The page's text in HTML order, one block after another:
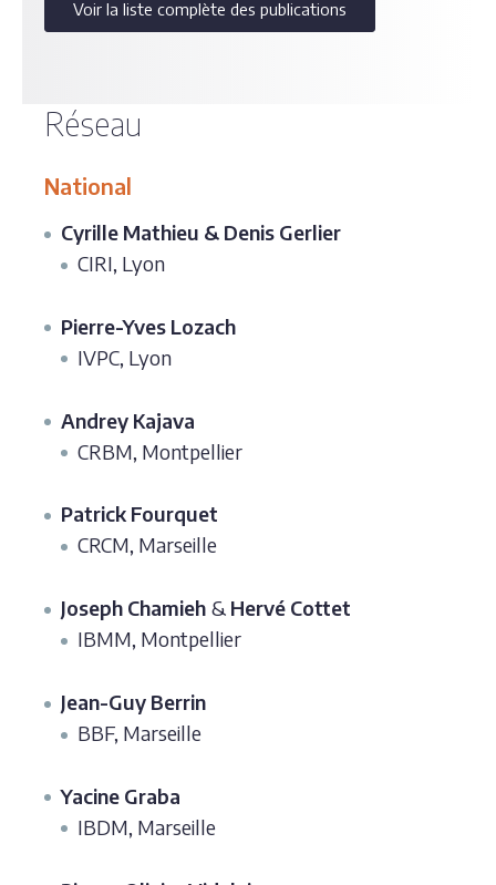
Voir la liste complète des publications
Réseau
National
Cyrille Mathieu & Denis Gerlier
CIRI, Lyon
Pierre-Yves Lozach
IVPC, Lyon
Andrey Kajava
CRBM, Montpellier
Patrick Fourquet
CRCM, Marseille
Joseph Chamieh & Hervé Cottet
IBMM, Montpellier
Jean-Guy Berrin
BBF, Marseille
Yacine Graba
IBDM, Marseille